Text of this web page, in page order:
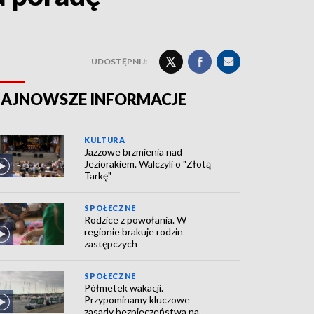
UDOSTĘPNIJ:
INFORMACJE
KULTURA
Jazzowe brzmienia nad
Jeziorakiem. Walczyli o "Złotą
Tarkę"
SPOŁECZNE
Rodzice z powołania. W
regionie brakuje rodzin
zastępczych
SPOŁECZNE
Półmetek wakacji.
Przypominamy kluczowe
zasady bezpieczeństwa na